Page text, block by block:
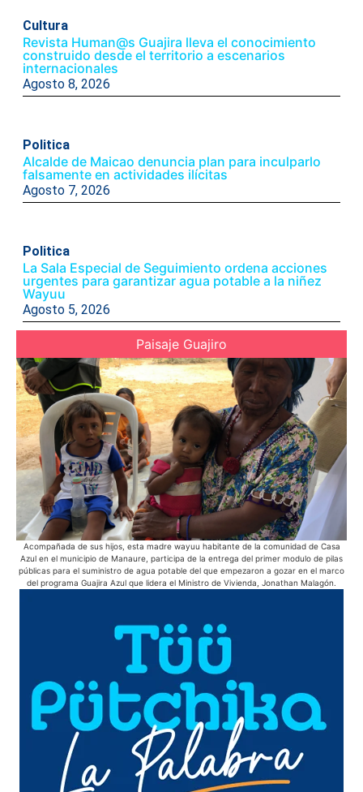
Cultura
Revista Human@s Guajira lleva el conocimiento
construido desde el territorio a escenarios
internacionales
Agosto 8, 2026
Politica
Alcalde de Maicao denuncia plan para inculparlo
falsamente en actividades ilícitas
Agosto 7, 2026
Politica
La Sala Especial de Seguimiento ordena acciones
urgentes para garantizar agua potable a la niñez
Wayuu
Agosto 5, 2026
Paisaje Guajiro
Acompañada de sus hijos, esta madre wayuu habitante de la comunidad de Casa
Azul en el municipio de Manaure, participa de la entrega del primer modulo de pilas
públicas para el suministro de agua potable del que empezaron a gozar en el marco
del programa Guajira Azul que lidera el Ministro de Vivienda, Jonathan Malagón.